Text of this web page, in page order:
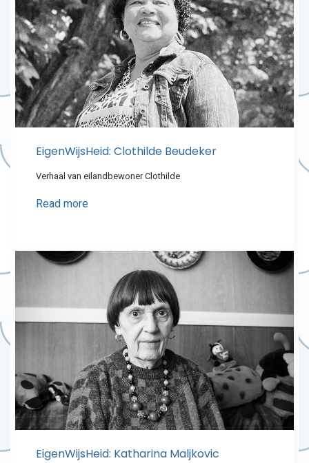
EigenWijsHeid: Clothilde Beudeker
Verhaal van eilandbewoner Clothilde
Read more
EigenWijsHeid: Katharina Maljkovic